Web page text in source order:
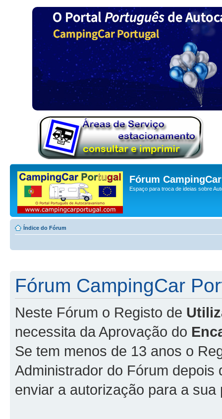
Fórum
Espaço para troca de ideias sobre
Índice do Fórum
Fórum CampingCar
Neste Fórum o Registo de
necessita da Aprovação do
Se tem menos de 13 anos o
Administrador do Fórum
enviar a autorização para a sua